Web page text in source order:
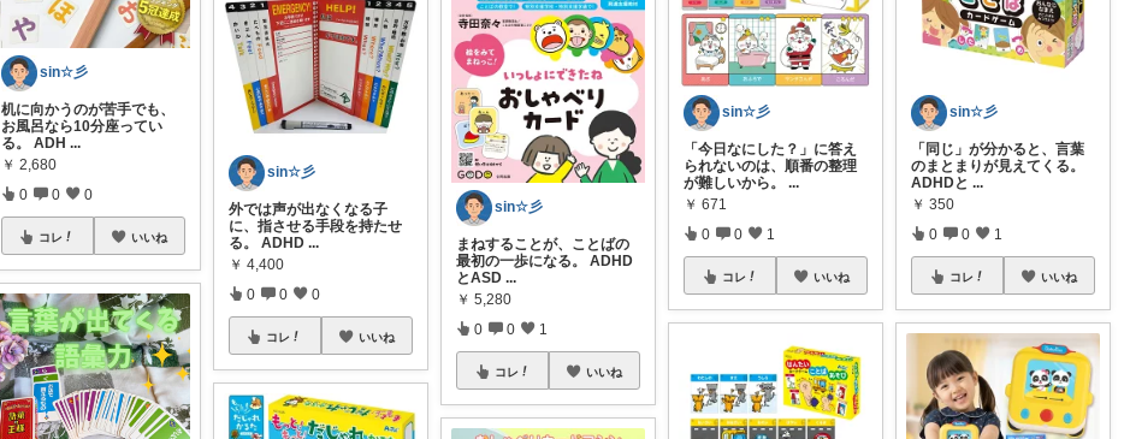
sin☆彡
机に向かうのが苦手でも、
お風呂なら10分座ってい
る。 ADH ...
￥ 2,680
0 0 0
コレ いいね
sin☆彡
外では声が出なくなる子
に、指させる手段を持たせ
る。 ADHD ...
￥ 4,400
0 0 0
コレ いいね
sin☆彡
まねすることが、ことばの
最初の一歩になる。 ADHD
とASD ...
￥ 5,280
0 0 1
コレ いいね
sin☆彡
「今日なにした？」に答え
られないのは、順番の整理
が難しいから。
...
￥ 671
0 0 1
コレ いいね
sin☆彡
「同じ」が分かると、言葉
のまとまりが見えてくる。
ADHDと ...
￥ 350
0 0 1
コレ いいね